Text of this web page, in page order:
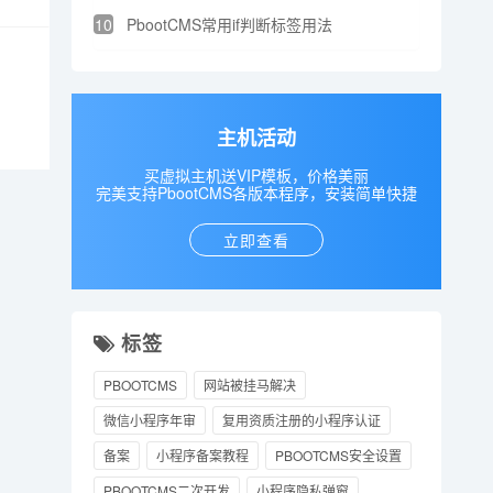
10
PbootCMS常用if判断标签用法
主机活动
买虚拟主机送VIP模板，价格美丽
完美支持PbootCMS各版本程序，安装简单快捷
立即查看
标签
PBOOTCMS
网站被挂马解决
微信小程序年审
复用资质注册的小程序认证
备案
小程序备案教程
PBOOTCMS安全设置